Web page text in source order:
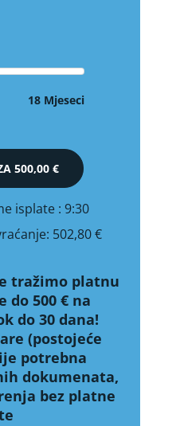
18 Mjeseci
500,00 €
isplate : 9:30
502,80 €
tražimo platnu
do 500 € na
do 30 dana!
(postojeće
potrebna
dokumenata,
bez platne